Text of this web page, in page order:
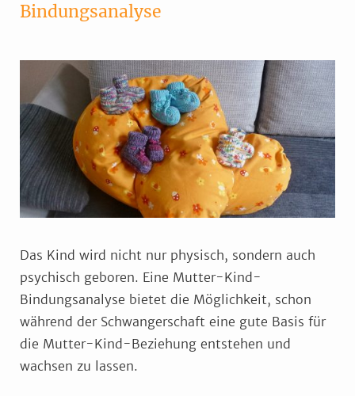
Bindungsanalyse
Das Kind wird nicht nur physisch, sondern auch
psychisch geboren. Eine Mutter-Kind-
Bindungsanalyse bietet die Möglichkeit, schon
während der Schwangerschaft eine gute Basis für
die Mutter-Kind-Beziehung entstehen und
wachsen zu lassen.